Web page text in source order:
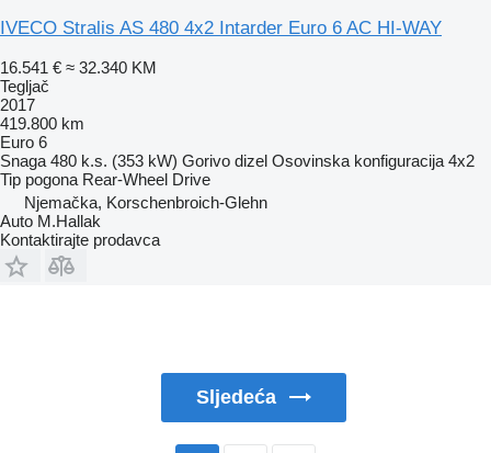
IVECO Stralis AS 480 4x2 Intarder Euro 6 AC HI-WAY
16.541 € ≈ 32.340 KM
Tegljač
2017
419.800 km
Euro 6
Snaga 480 k.s. (353 kW) Gorivo dizel Osovinska konfiguracija 4x2
Tip pogona Rear-Wheel Drive
Njemačka, Korschenbroich-Glehn
Auto M.Hallak
Kontaktirajte prodavca
Sljedeća